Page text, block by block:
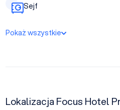
Sejf
Pokaż wszystkie
Lokalizacja Focus Hotel